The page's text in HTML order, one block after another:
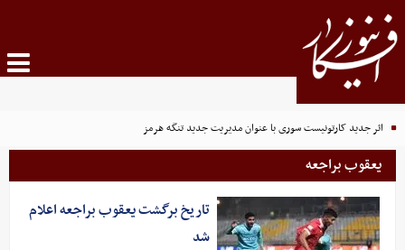
اثر جدید کارتونیست سوری با عنوان مدیریت جدید تنگه هرمز
یعقوب براجعه
تاریخ برگشت یعقوب براجعه اعلام
شد